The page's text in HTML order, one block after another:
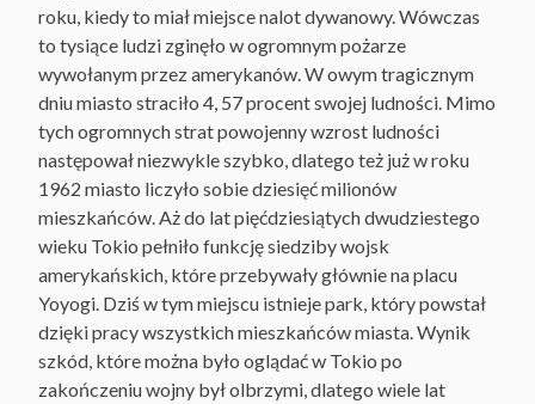
roku, kiedy to miał miejsce nalot dywanowy. Wówczas
to tysiące ludzi zginęło w ogromnym pożarze
wywołanym przez amerykanów. W owym tragicznym
dniu miasto straciło 4, 57 procent swojej ludności. Mimo
tych ogromnych strat powojenny wzrost ludności
następował niezwykle szybko, dlatego też już w roku
1962 miasto liczyło sobie dziesięć milionów
mieszkańców. Aż do lat pięćdziesiątych dwudziestego
wieku Tokio pełniło funkcję siedziby wojsk
amerykańskich, które przebywały głównie na placu
Yoyogi. Dziś w tym miejscu istnieje park, który powstał
dzięki pracy wszystkich mieszkańców miasta. Wynik
szkód, które można było oglądać w Tokio po
zakończeniu wojny był olbrzymi, dlatego wiele lat